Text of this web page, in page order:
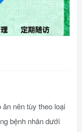
ăn nên tùy theo loại
bệnh nhân dưới